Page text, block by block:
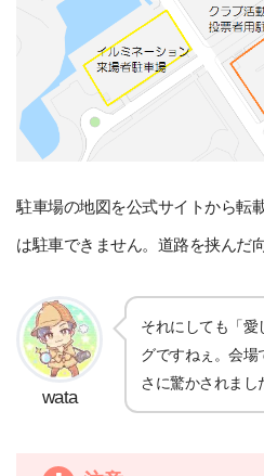
駐車場の地図を公式サイトから転
は駐車できません。道路を挟んだ
wata
それにしても「愛
グですねぇ。会場
さに驚かされまし